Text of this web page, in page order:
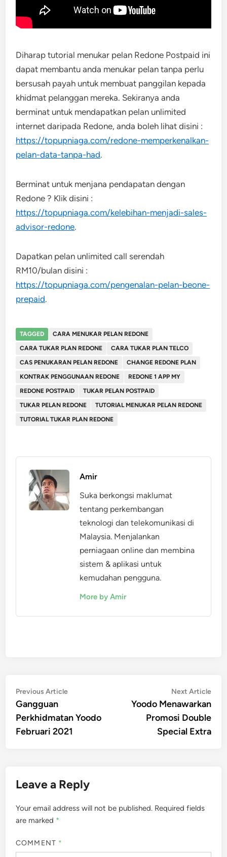
Diharap tutorial menukar pelan Redone Postpaid ini
dapat membantu anda menukar pelan tanpa perlu
bersusah payah untuk membuat panggilan kepada
khidmat pelanggan mereka. Sekiranya anda
berminat untuk mendapatkan pelan unlimited
internet daripada Redone, anda boleh lihat disini :
https://topupniaga.com/redone-memperkenalkan-
pelan-data-tanpa-had.
Berminat untuk menjana pendapatan dengan
Redone ? Klik disini :
https://topupniaga.com/kelebihan-menjadi-sales-
advisor-redone.
Dapatkan pelan unlimited call serendah
RM10/bulan disini :
https://topupniaga.com/pengenalan-pelan-beone-
prepaid.
TAGGED
CARA MENUKAR PELAN REDONE
CARA TUKAR PLAN REDONE
CARA TUKAR PLAN TELCO
CAS PENUKARAN PELAN REDONE
CHANGE REDONE PLAN
KONTRAK PENGGUNAAN REDONE
REDONE 1 APP MY
REDONE POSTPAID
TUKAR PELAN POSTPAID
TUKAR PELAN REDONE
TUTORIAL MENUKAR PELAN REDONE
TUTORIAL TUKAR PLAN REDONE
Amir
Suka berkongsi maklumat
tentang perkembangan
teknologi dan telekomunikasi di
Malaysia. Menjalankan
perniagaan online dan membina
sistem & aplikasi untuk
kemudahan pengguna.
More by Amir
Post
navigation
Previous ArticlePrevious
Gangguan
Perkhidmatan Yoodo
Februari 2021
Next Article
Yoodo Menawarkan
Promosi Double
Special Extra
Leave a Reply
Your email address will not be published. Required fields
are marked *
COMMENT *